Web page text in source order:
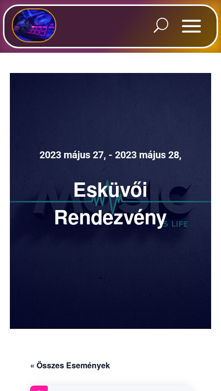
2023 május 27, - 2023 május 28,
Esküvői
Rendezvény
« Összes Események